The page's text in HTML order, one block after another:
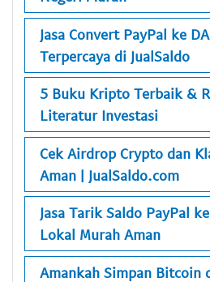
Jasa Convert PayPal ke
Terpercaya di JualSaldo
5 Buku Kripto Terbaik &
Literatur Investasi
Cek Airdrop Crypto dan
Aman | JualSaldo.com
Jasa Tarik Saldo PayPal
Lokal Murah Aman
Amankah Simpan Bitcoin